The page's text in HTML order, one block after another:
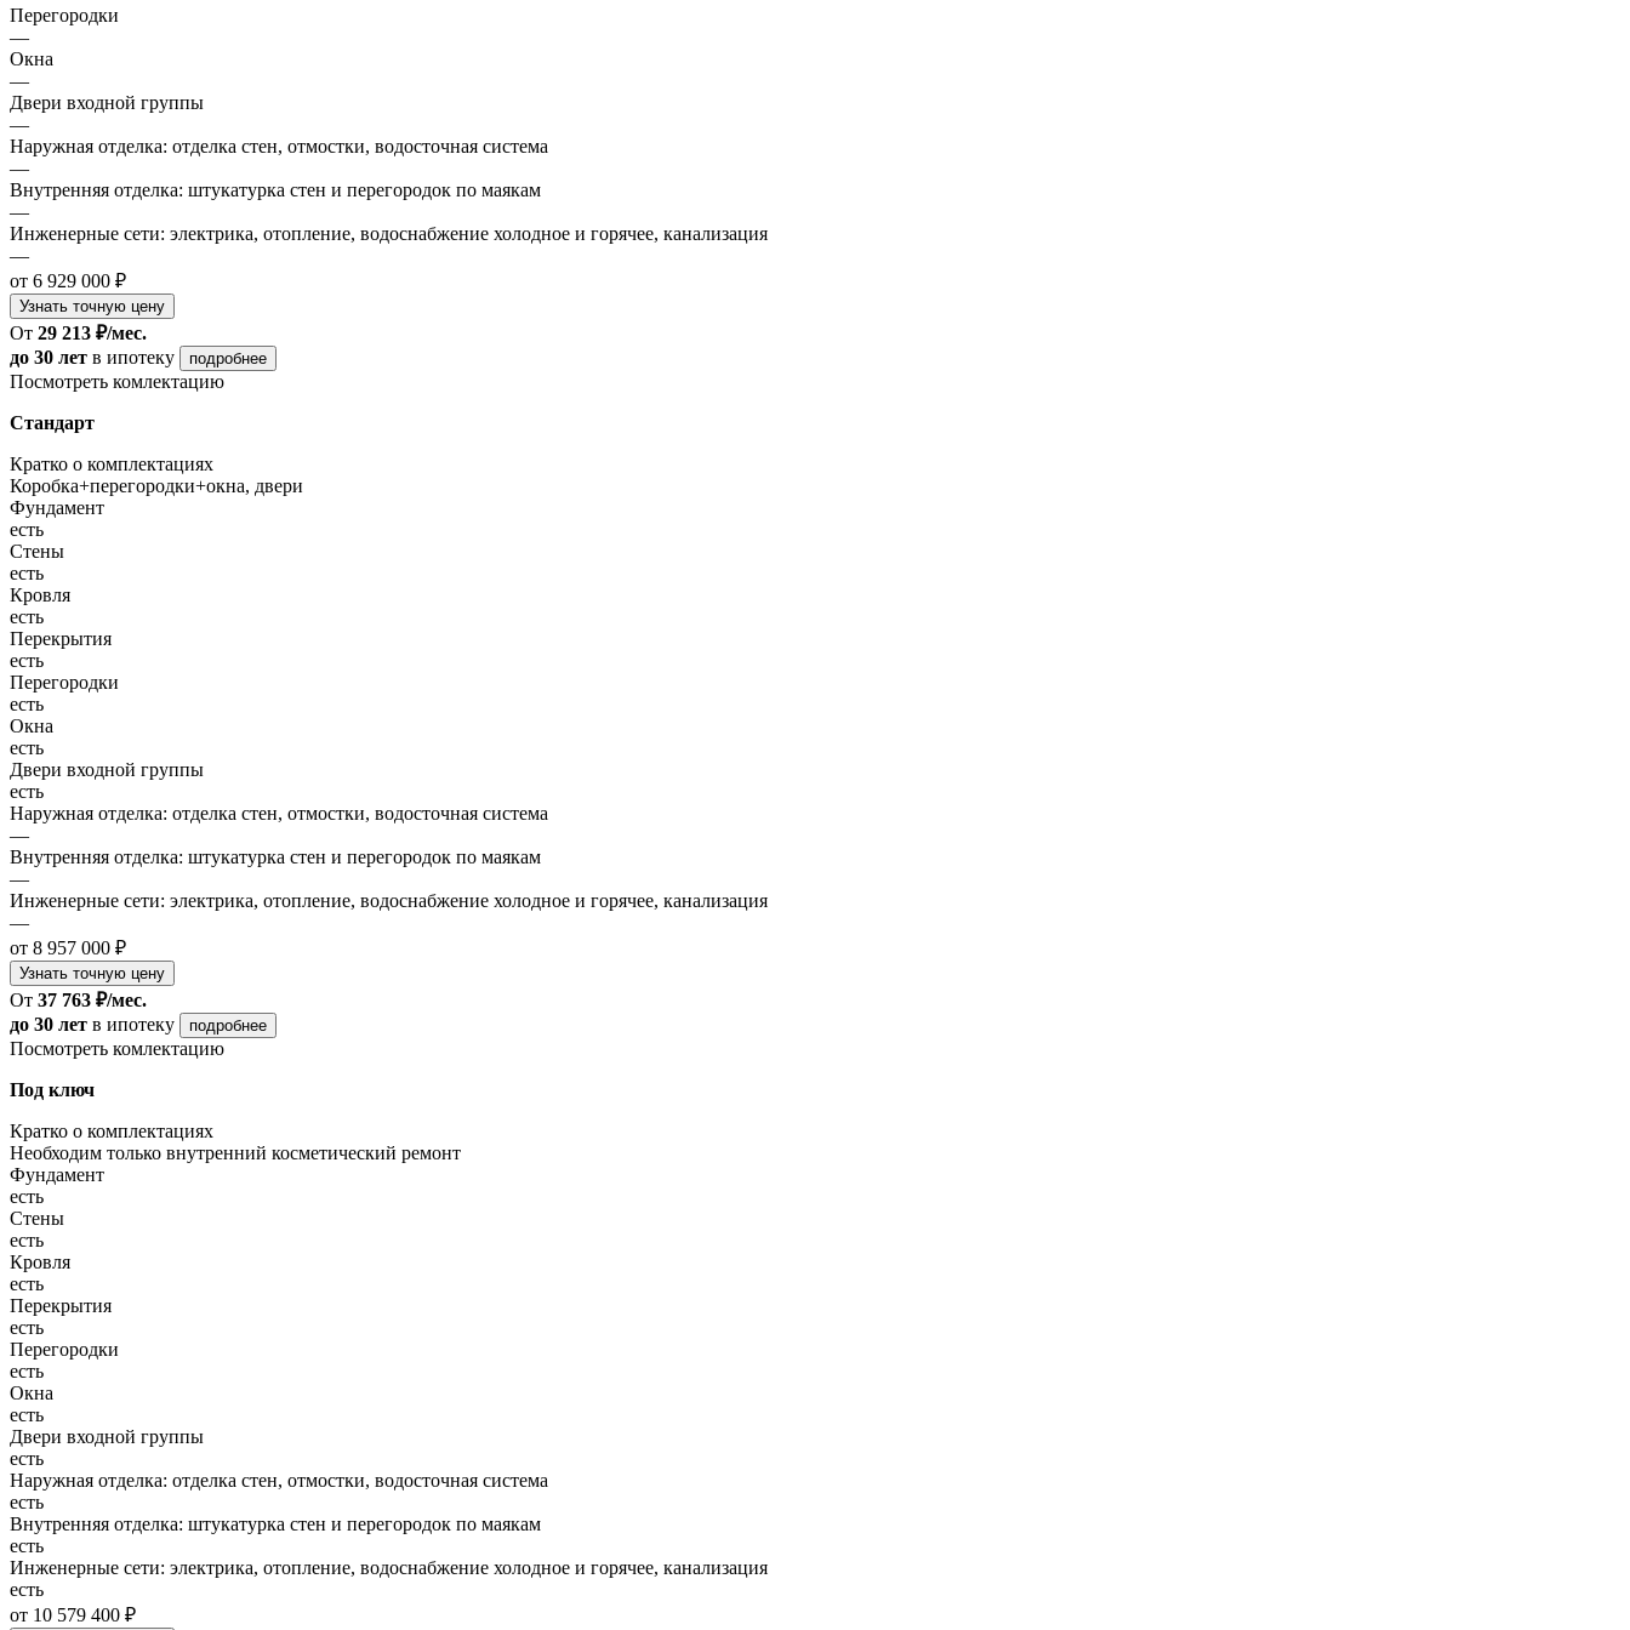
Перегородки
—
Окна
—
Двери входной группы
—
Наружная отделка: отделка стен, отмостки, водосточная система
—
Внутренняя отделка: штукатурка стен и перегородок по маякам
—
Инженерные сети: электрика, отопление, водоснабжение холодное и горячее, канализация
—
от 6 929 000 ₽
Узнать точную цену
От 29 213 ₽/мес.
до 30 лет в ипотеку подробнее
Посмотреть комлектацию
Стандарт
Кратко о комплектациях
Коробка+перегородки+окна, двери
Фундамент
есть
Стены
есть
Кровля
есть
Перекрытия
есть
Перегородки
есть
Окна
есть
Двери входной группы
есть
Наружная отделка: отделка стен, отмостки, водосточная система
—
Внутренняя отделка: штукатурка стен и перегородок по маякам
—
Инженерные сети: электрика, отопление, водоснабжение холодное и горячее, канализация
—
от 8 957 000 ₽
Узнать точную цену
От 37 763 ₽/мес.
до 30 лет в ипотеку подробнее
Посмотреть комлектацию
Под ключ
Кратко о комплектациях
Необходим только внутренний косметический ремонт
Фундамент
есть
Стены
есть
Кровля
есть
Перекрытия
есть
Перегородки
есть
Окна
есть
Двери входной группы
есть
Наружная отделка: отделка стен, отмостки, водосточная система
есть
Внутренняя отделка: штукатурка стен и перегородок по маякам
есть
Инженерные сети: электрика, отопление, водоснабжение холодное и горячее, канализация
есть
от 10 579 400 ₽